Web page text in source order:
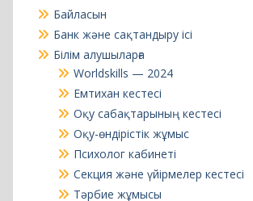
Емтихан кестесі
Оқу сабақтарының кестесі
Оқу-өндірістік жұмыс
Психолог кабинеті
Секция және үйірмелер кестесі
Тәрбие жұмысы
Директорға сұрақтар
Дуальды оқыту
Есеп және аудит
Есептеу техникасы және